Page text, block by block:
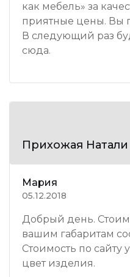
как мебель» за
приятные цены. Вы
В следующий раз
сюда.
Прихожая Натали
Мария
05.12.2018
Добрый день.
вашим габаритам
Стоимость по сайту
цвет изделия.